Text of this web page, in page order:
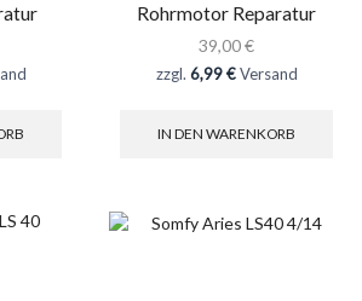
Rohrmotor Reparatur
39,00€
zzgl. 6,99 €Versand
IN DEN WARENKORB